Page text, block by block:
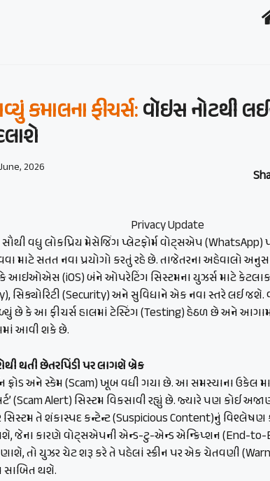
કમાલના ફીચર્સ:વૉઇસ નોટથી
2026
સૌથી વધુ લોકપ્રિય મેસેજિંગ પ્લેટફોર્મ વોટ્સએપ
માટે સતત નવા પ્રયોગો કરતું રહે છે. તાજેતરના અહેવાલો
(iOS) બંને ઓપરેટિંગ સિસ્ટમના યુઝર્સ માટે કેટલાક
સિક્યોરિટી (Security) અને સુવિધાને એક નવા સ્તરે લઈ
છે કે આ ફીચર્સ હાલમાં ટેસ્ટિંગ (Testing) હેઠળ છે અને
આવી શકે છે.
થતી છેતરપિંડી પર લાગશે બ્રેક
અને સ્કેમ (Scam) ખૂબ વધી ગયા છે. આ સમસ્યાના ઉકેલ
(Scam Alert) સિસ્ટમ વિકસાવી રહ્યું છે. જ્યારે પણ કોઈ
તે શંકાસ્પદ કન્ટેન્ટ (Suspicious Content)નું
જેના કારણે વોટ્સએપની એન્ડ-ટુ-એન્ડ એન્ક્રિપ્શન (End-
તો યુઝર ચેટ શરૂ કરે તે પહેલાં સ્ક્રીન પર એક ચેતવણી
સાબિત થશે.